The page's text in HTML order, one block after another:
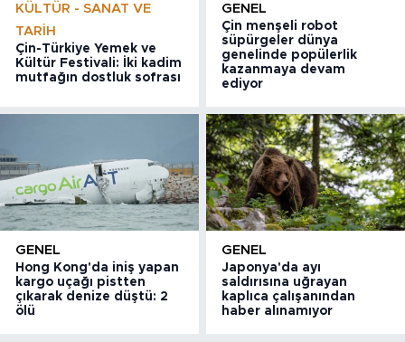
KÜLTÜR - SANAT VE
TARIH
Çin-Türkiye Yemek ve
Kültür Festivali: İki kadim
mutfağın dostluk sofrası
GENEL
Çin menşeli robot
süpürgeler dünya
genelinde popülerlik
kazanmaya devam
ediyor
GENEL
Hong Kong'da iniş yapan
kargo uçağı pistten
çıkarak denize düştü: 2
ölü
GENEL
Japonya'da ayı
saldırısına uğrayan
kaplıca çalışanından
haber alınamıyor